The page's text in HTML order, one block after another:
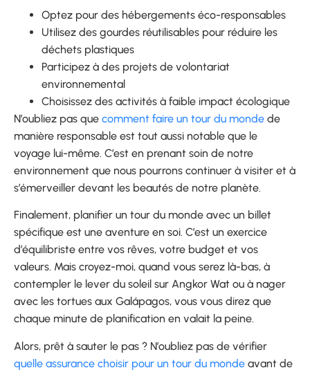
Optez pour des hébergements éco-responsables
Utilisez des gourdes réutilisables pour réduire les
déchets plastiques
Participez à des projets de volontariat
environnemental
Choisissez des activités à faible impact écologique
N’oubliez pas que comment faire un tour du monde de
manière responsable est tout aussi notable que le
voyage lui-même. C’est en prenant soin de notre
environnement que nous pourrons continuer à visiter et à
s’émerveiller devant les beautés de notre planète.
Finalement, planifier un tour du monde avec un billet
spécifique est une aventure en soi. C’est un exercice
d’équilibriste entre vos rêves, votre budget et vos
valeurs. Mais croyez-moi, quand vous serez là-bas, à
contempler le lever du soleil sur Angkor Wat ou à nager
avec les tortues aux Galápagos, vous vous direz que
chaque minute de planification en valait la peine.
Alors, prêt à sauter le pas ? N’oubliez pas de vérifier
quelle assurance choisir pour un tour du monde avant de